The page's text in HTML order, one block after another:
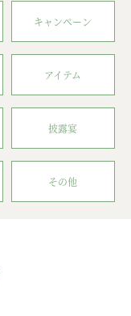
キャンペーン
アイテム
披露宴
その他